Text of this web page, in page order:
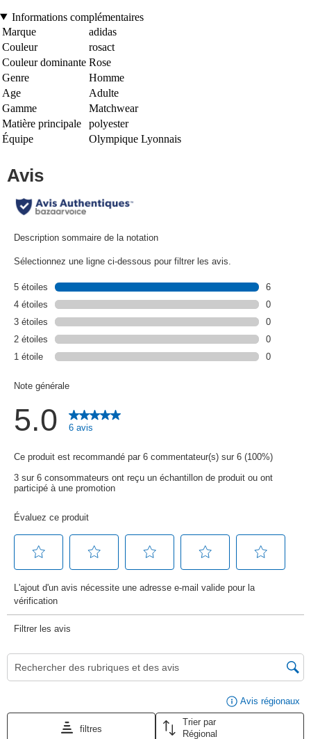
Informations complémentaires
Marque
adidas
Couleur
rosact
Couleur dominante Rose
Genre
Homme
Age
Adulte
Gamme
Matchwear
Matière principale
polyester
Équipe
Olympique Lyonnais